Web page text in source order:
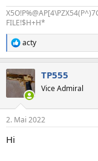
FILE!$H+H*
R
e
k
e
:
acty
TP555
Vice Admiral
2. Mai 2022
Hi